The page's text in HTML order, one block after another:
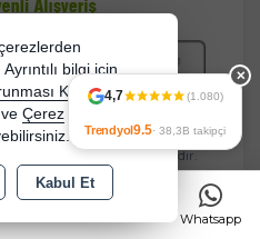
Whatsapp
- Tüm hakları saklıdır.
sertifikası ile korunmaktadır.
4,7 (1.080)
Trendyol9.5· 38,3B takipçi
✕
bilgi için
Kanununu,
ve Çerez
Kabul Et